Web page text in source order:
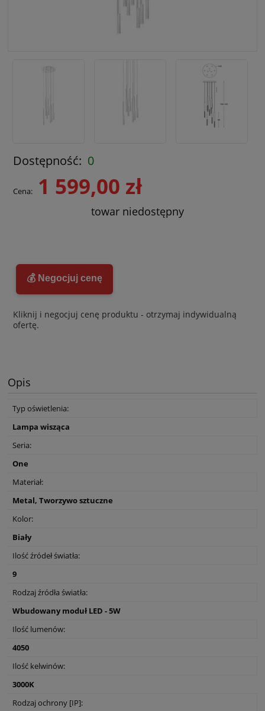
Dostępność: 0
Cena: 1 599,00 zł
towar niedostępny
💰 Negocjuj cenę
Kliknij i negocjuj cenę produktu - otrzymaj indywidualną
ofertę.
Opis
Typ oświetlenia:
Lampa wisząca
Seria:
One
Materiał:
Metal, Tworzywo sztuczne
Kolor:
Biały
Ilość źródeł światła:
9
Rodzaj źródła światła:
Wbudowany moduł LED - 5W
Ilość lumenów:
4050
Ilość kelwinów:
3000K
Rodzaj ochrony [IP]: